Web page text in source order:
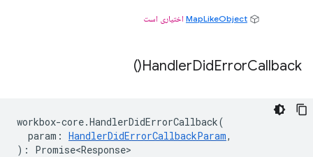
MapLikeObject اختیاری است
HandlerDidErrorCallback(
)
workbox-core.HandlerDidErrorCallback(
param : HandlerDidErrorCallbackParam,
) : Promise<Response>